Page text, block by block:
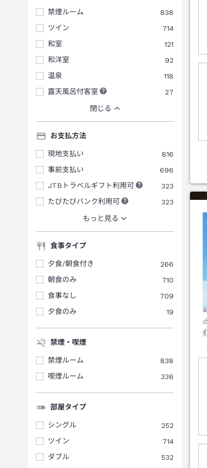
禁煙ルーム
838
ツイン
714
和室
121
和洋室
92
温泉
118
露天風呂付客室
27
閉じる
お支払方法
現地支払い
816
事前支払い
696
JTBトラベルギフト利用可
323
たびたびバンク利用可
323
もっと見る
食事タイプ
夕食/朝食付き
266
朝食のみ
710
食事なし
709
夕食のみ
19
禁煙・喫煙
禁煙ルーム
838
喫煙ルーム
336
部屋タイプ
シングル
252
ツイン
714
ダブル
532